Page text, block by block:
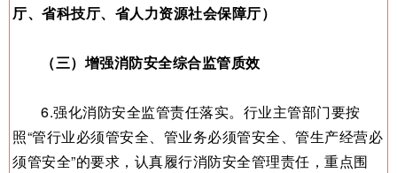
厅、省科技厅、省人力资源社会保障厅）
（三）增强消防安全综合监管质效
6.强化消防安全监管责任落实。行业主管部门要按
照“管行业必须管安全、管业务必须管安全、管生产经营必
须管安全”的要求，认真履行消防安全管理责任，重点围